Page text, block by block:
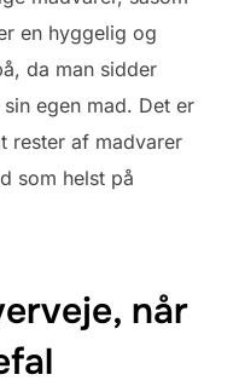
en hyggelig og
da man sidder
egen mad. Det er
rester af madvarer
som helst på
når